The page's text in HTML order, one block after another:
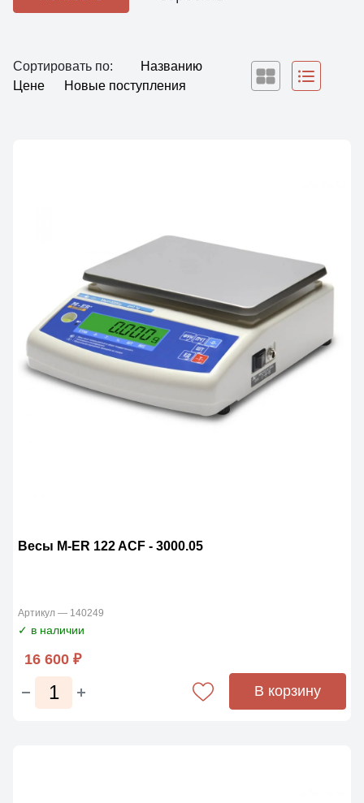
Сортировать по:
Названию
Цене
Новые поступления
Весы M-ER 122 ACF - 3000.05
Артикул — 140249
✓ в наличии
16 600 ₽
В корзину